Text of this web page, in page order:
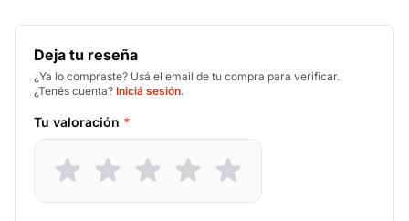
Deja tu reseña
¿Ya lo compraste? Usá el email de tu compra para verificar.
¿Tenés cuenta? Iniciá sesión.
Tu valoración *